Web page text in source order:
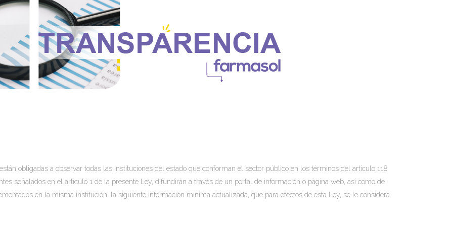
obligadas a observar todas las Instituciones del estado que conforman el sector público en los términos del artículo 118
señalados en el artículo 1 de la presente Ley, difundirán a través de un portal de información o página web, así como de
en la misma institución, la siguiente información mínima actualizada, que para efectos de esta Ley, se le considera